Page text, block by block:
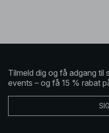
Tilmeld dig og få adgang til
events – og få 15 % rabat